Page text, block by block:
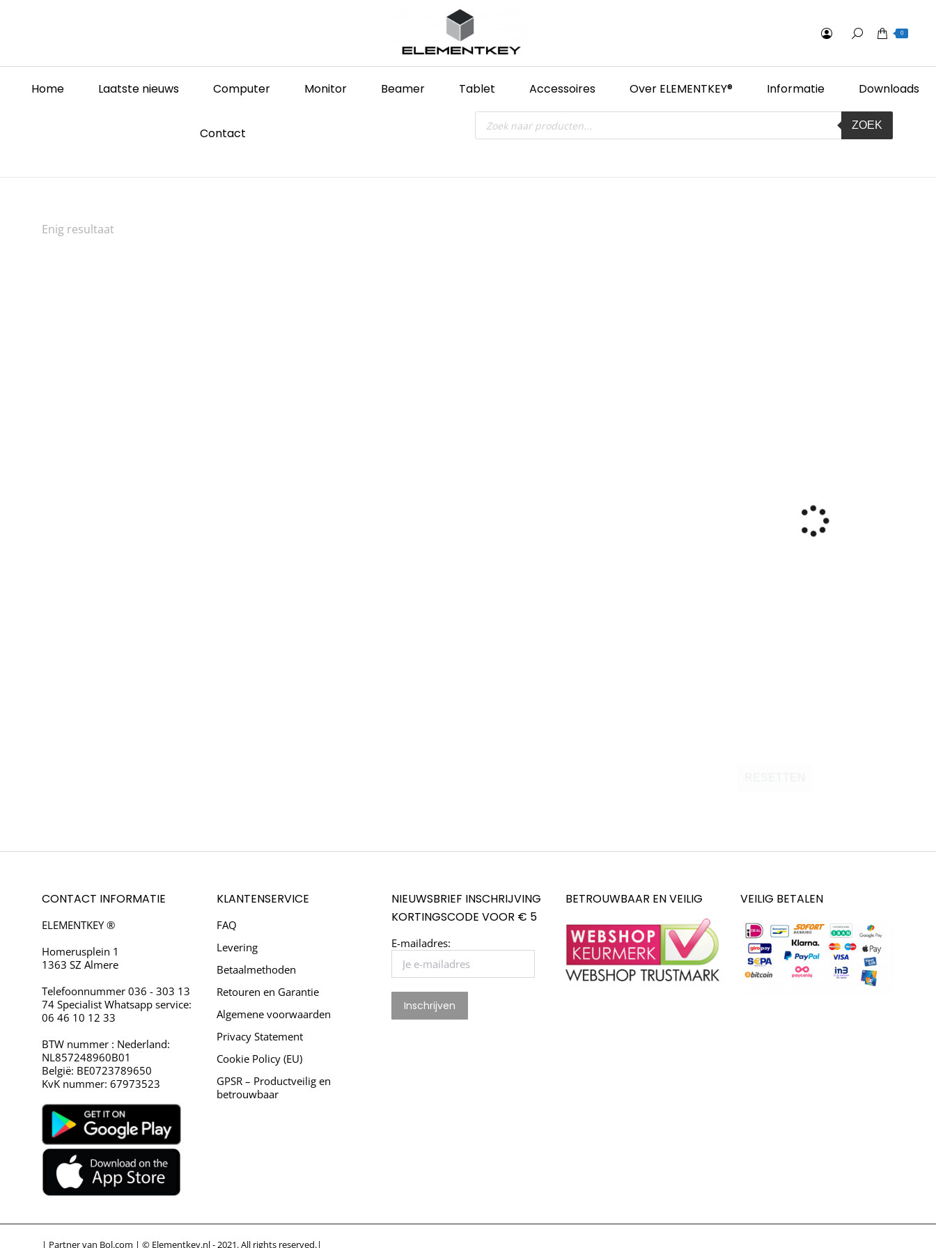
0
Home Laatste nieuws Computer Monitor Beamer Tablet Accessoires Over ELEMENTKEY® Informatie Downloads
Contact
Producten
zoeken ZOEK
Enig resultaat
CONTACT INFORMATIE
ELEMENTKEY ®
Homerusplein 1
1363 SZ Almere
Telefoonnummer 036 - 303 13
74 Specialist Whatsapp service:
06 46 10 12 33
BTW nummer : Nederland:
NL857248960B01
België: BE0723789650
KvK nummer: 67973523
KLANTENSERVICE
FAQ
Levering
Betaalmethoden
Retouren en Garantie
Algemene voorwaarden
Privacy Statement
Cookie Policy (EU)
GPSR – Productveilig en
betrouwbaar
NIEUWSBRIEF INSCHRIJVING
KORTINGSCODE VOOR € 5
E-mailadres:
BETROUWBAAR EN VEILIG VEILIG BETALEN
| Partner van Bol.com | © Elementkey.nl - 2021. All rights reserved.|